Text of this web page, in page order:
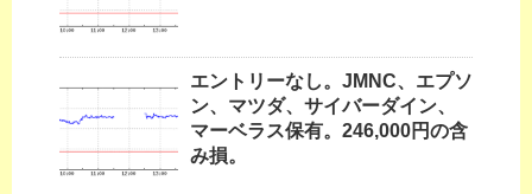
エントリーなし。JMNC、エプソ
ン、マツダ、サイバーダイン、
マーベラス保有。246,000円の含
み損。